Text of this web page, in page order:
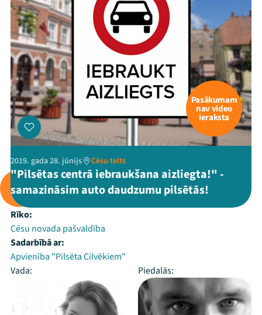
Pasākumam
nav video
ieraksta
2019. gada 28. jūnijs Cēsu telts
"Pilsētas centrā iebraukšana aizliegta!" -
samazināsim auto daudzumu pilsētās!
Rīko:
Cēsu novada pašvaldība
Sadarbībā ar:
Apvienība "Pilsēta Cilvēkiem"
Vada:
Piedalās: